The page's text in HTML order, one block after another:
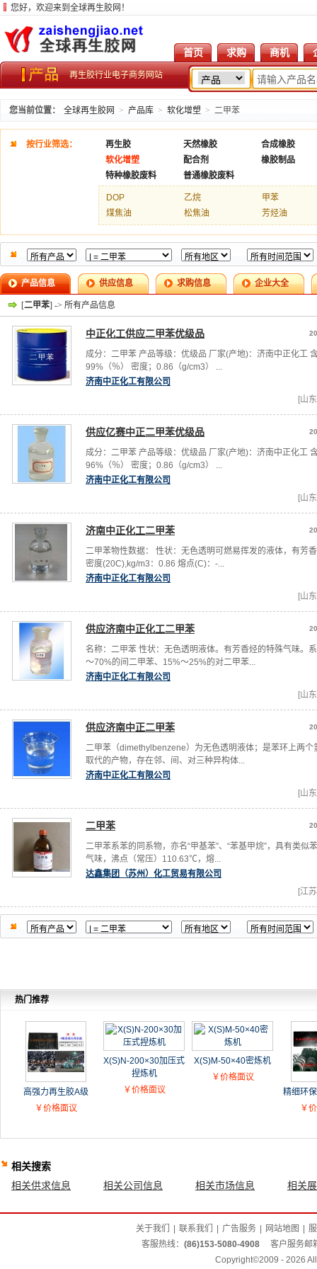
您好，欢迎来到全球再生胶网！
首页 求购 商机
再生胶行业电子商务网站
您当前位置： 全球再生胶网 > 产品库 > 软化增塑 > 二甲苯
按行业筛选： 再生胶 天然橡胶
合成橡胶
软化增塑
配合剂
橡胶制品
特种橡胶废料
普通橡胶废料
DOP 乙烷
甲苯
煤焦油
松焦油 芳烃油
产品信息 供应信息 求购信息 企业大全
[二甲苯] -> 所有产品信息
中正化工供应二甲苯优级品
成分：二甲苯 产品等级：优级品 厂家(产地)：济南中正化工
99%（％） 密度；0.86（g/cm3） ...
济南中正化工有限公司
[山
供应亿赛中正二甲苯优级品
成分：二甲苯 产品等级：优级品 厂家(产地)：济南中正化工
96%（％） 密度；0.86（g/cm3） ...
济南中正化工有限公司
[山
济南中正化工二甲苯
二甲苯物性数据： 性状：无色透明可燃易挥发的液体，有芳
密度(20C),kg/m3：0.86 熔点(C)：-...
济南中正化工有限公司
[山
供应济南中正化工二甲苯
名称：二甲苯 性状：无色透明液体。有芳香烃的特殊气味。
～70%的间二甲苯、15%～25%的对二甲苯...
济南中正化工有限公司
[山
供应济南中正二甲苯
二甲苯（dimethylbenzene）为无色透明液体；是苯环上两个
取代的产物，存在邻、间、对三种异构体...
济南中正化工有限公司
[山
二甲苯
二甲苯系苯的同系物，亦名“甲基苯”、“苯基甲烷”，具有类似
气味，沸点（常压）110.63℃，熔...
达鑫集团（苏州）化工贸易有限公司
[江
热门推荐
高强力再生胶A级
￥价格面议
X(S)N-200×30加压式
捏炼机
￥价格面议
X(S)M-50×40密炼机
￥价格面议
精细环
￥
相关搜索
相关供求信息
相关公司信息 相关市场信息 相关
关于我们 联系我们 广告服务 网站地图
客服热线： (86)153-5080-4908
客户服务邮
Copyright©2009 - 2026